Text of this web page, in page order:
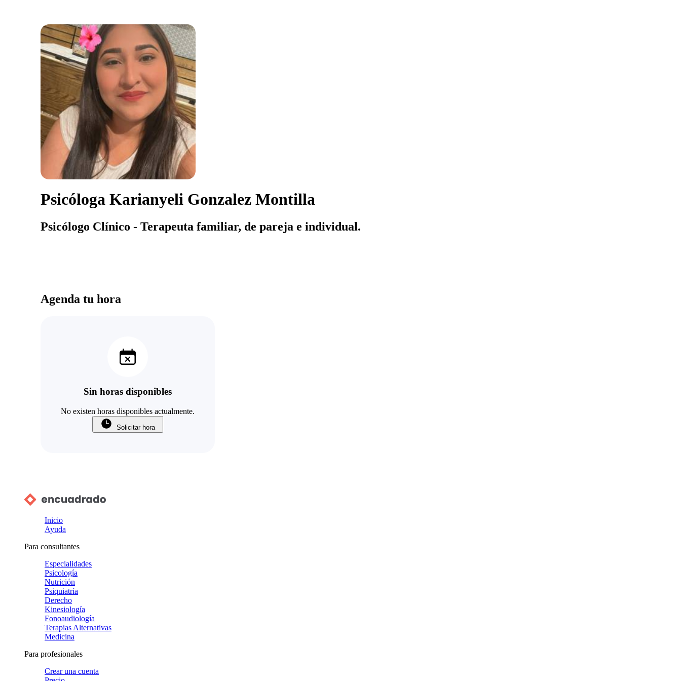
Psicóloga Karianyeli Gonzalez Montilla
Psicólogo Clínico - Terapeuta familiar, de pareja e individual.
Agenda tu hora
Sin horas disponibles
No existen horas disponibles actualmente.
Solicitar hora
Inicio
Ayuda
Para consultantes
Especialidades
Psicología
Nutrición
Psiquiatría
Derecho
Kinesiología
Fonoaudiología
Terapias Alternativas
Medicina
Para profesionales
Crear una cuenta